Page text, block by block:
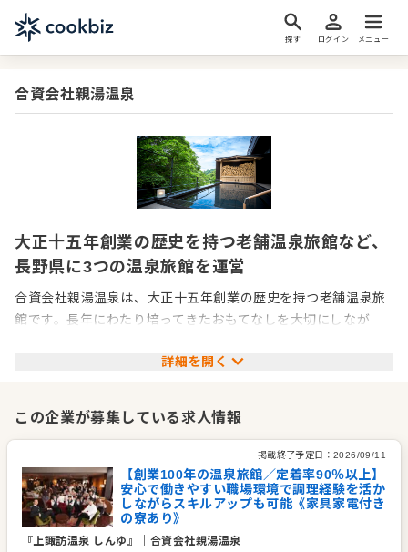
探す ログイン メニュー
合資会社親湯温泉
大正十五年創業の歴史を持つ老舗温泉旅館など、
長野県に3つの温泉旅館を運営
合資会社親湯温泉は、大正十五年創業の歴史を持つ老舗温泉旅
館です。長年にわたり培ってきたおもてなしを大切にしなが
ており、コロナ禍でも黒字を確保するなど、安定した経営基盤
様に選ばれ続けていることも特徴です。
会社としては、社員一人ひとりとの関係性を大切にした職場づ
くりに取り組んでおり、宿泊業の離職率が32％程度といわれる
中で、8〜10％という低い離職率を維持しています。また、健
康経営優良法人2025の認定を受けているほか、障がい者雇用優
良事業所として県知事表彰を受けるなど、働きやすい環境づく
詳細を開く
この企業が募集している求人情報
掲載終了予定日： 2026/09/11
【創業100年の温泉旅館／定着率90％以上】
安心で働きやすい職場環境で調理経験を活か
しながらスキルアップも可能《家具家電付き
の寮あり》
『上諏訪温泉 しんゆ』
合資会社親湯温泉